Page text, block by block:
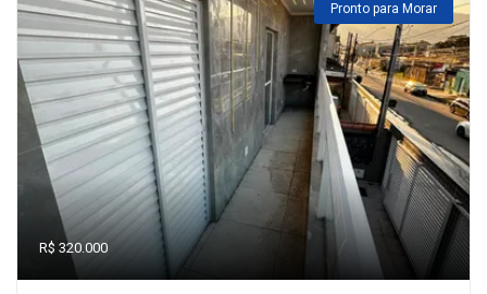
Pronto para Morar
R$ 320.000